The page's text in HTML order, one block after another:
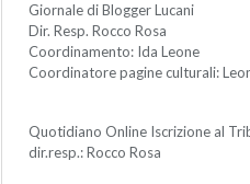
Giornale di Blogger Lucani
Dir. Resp. Rocco Rosa
Coordinamento: Ida Leone
Coordinatore pagine culturali:
Quotidiano Online Iscrizione al
dir.resp.: Rocco Rosa